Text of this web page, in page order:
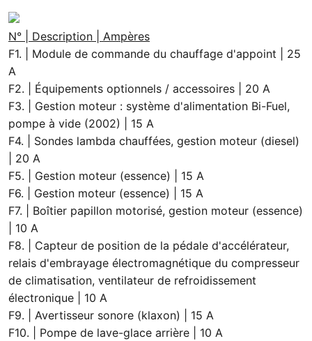
N° | Description | Ampères
F1. | Module de commande du chauffage d'appoint | 25
A
F2. | Équipements optionnels / accessoires | 20 A
F3. | Gestion moteur : système d'alimentation Bi-Fuel,
pompe à vide (2002) | 15 A
F4. | Sondes lambda chauffées, gestion moteur (diesel)
| 20 A
F5. | Gestion moteur (essence) | 15 A
F6. | Gestion moteur (essence) | 15 A
F7. | Boîtier papillon motorisé, gestion moteur (essence)
| 10 A
F8. | Capteur de position de la pédale d'accélérateur,
relais d'embrayage électromagnétique du compresseur
de climatisation, ventilateur de refroidissement
électronique | 10 A
F9. | Avertisseur sonore (klaxon) | 15 A
F10. | Pompe de lave-glace arrière | 10 A